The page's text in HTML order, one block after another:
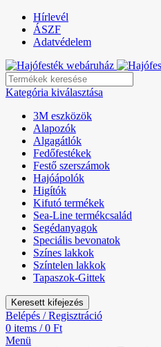
Hírlevél
ÁSZF
Adatvédelem
Kategória kiválasztása
3M eszközök
Alapozók
Algagátlók
Fedőfestékek
Festő szerszámok
Hajóápolók
Higítók
Kifutó termékek
Sea-Line termékcsalád
Segédanyagok
Speciális bevonatok
Színes lakkok
Színtelen lakkok
Tapaszok-Gittek
Keresett kifejezés
Belépés / Regisztráció
0 items / 0 Ft
Menü